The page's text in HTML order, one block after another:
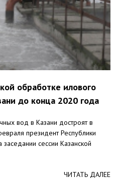
обработке илового
до конца 2020 года
вод в Казани достроят в
президент Республики
сессии Казанской
ЧИТАТЬ ДАЛЕЕ